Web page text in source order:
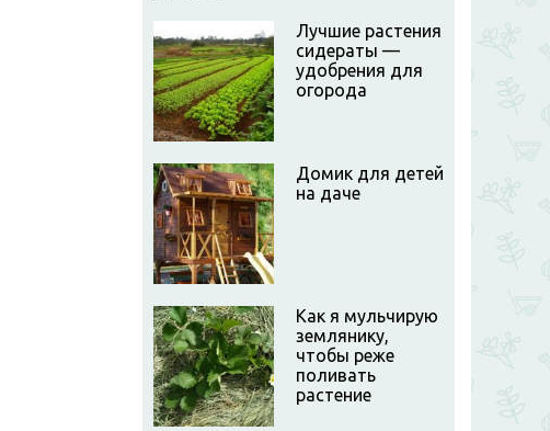
Лучшие растения
сидераты —
удобрения для
огорода
Домик для детей
на даче
Как я мульчирую
землянику,
чтобы реже
поливать
растение